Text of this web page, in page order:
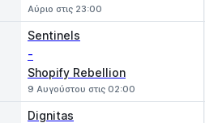
Αύριο στις 23:00
Sentinels
-
Shopify Rebellion
9 Αυγούστου στις 02:00
Dignitas